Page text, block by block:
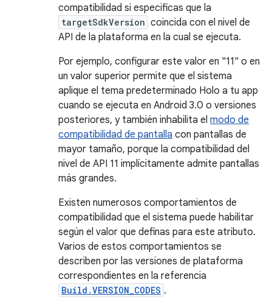
compatibilidad si especificas que la
targetSdkVersion coincida con el nivel de
API de la plataforma en la cual se ejecuta.
Por ejemplo, configurar este valor en "11" o en
un valor superior permite que el sistema
aplique el tema predeterminado Holo a tu app
cuando se ejecuta en Android 3.0 o versiones
posteriores, y también inhabilita el modo de
compatibilidad de pantalla con pantallas de
mayor tamaño, porque la compatibilidad del
nivel de API 11 implícitamente admite pantallas
más grandes.
Existen numerosos comportamientos de
compatibilidad que el sistema puede habilitar
según el valor que definas para este atributo.
Varios de estos comportamientos se
describen por las versiones de plataforma
correspondientes en la referencia
Build.VERSION_CODES .